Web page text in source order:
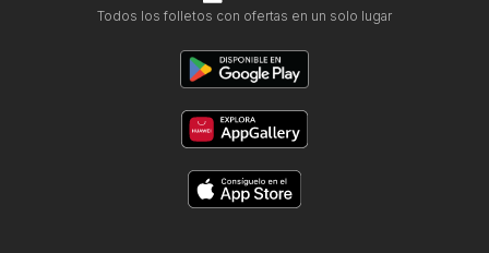
Todos los folletos con ofertas en un solo lugar